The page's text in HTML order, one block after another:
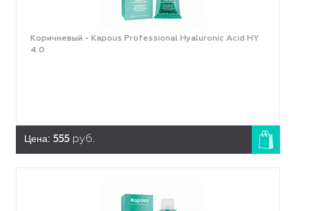
Коричневый - Kapous Professional Hyaluronic Acid HY
4.0
Цена: 555 руб.